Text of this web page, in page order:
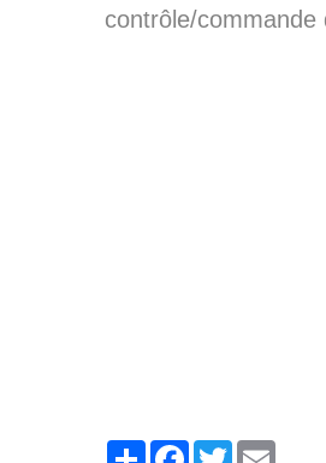
contrôle/commande
PartagerFacebookTwitter